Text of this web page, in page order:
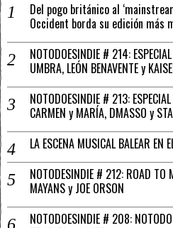
Del pogo británico al
Occident borda su edición más
NOTODOESINDIE # 214:
UMBRA, LEÓN BENAVENTE y
NOTODOESINDIE # 213:
CARMEN y MARÍA, DMASSO y
LA ESCENA MUSICAL BALEAR EN
NOTODESINDIE # 212: ROAD TO
MAYANS y JOE ORSON
NOTODOESINDIE # 208: